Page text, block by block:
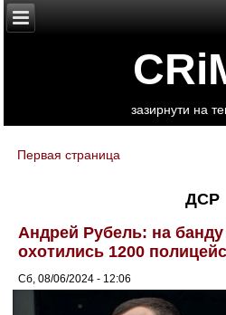
зазирнути на
You are here
Первая страница
ДСР
Андрей Рубель: на
охотились 1200
Сб, 08/06/2024 - 12:06